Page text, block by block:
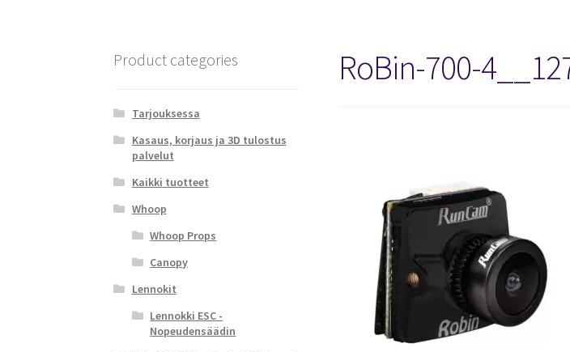
RoBin-700-
Product categories
Tarjouksessa
Kasaus, korjaus ja 3D tulostus
palvelut
Kaikki tuotteet
Whoop
Whoop Props
Canopy
Lennokit
Lennokki ESC -
Nopeudensäädin